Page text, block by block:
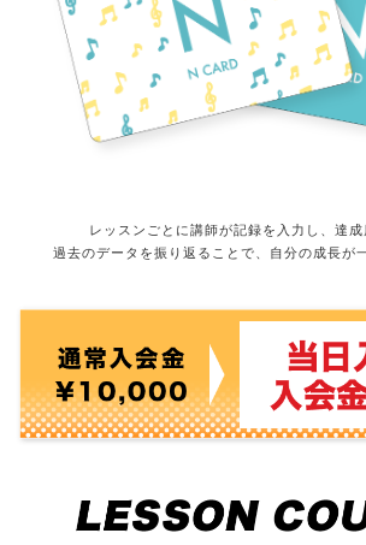
レッスンごとに講師が記録を入力し、達成
過去のデータを振り返ることで、自分の成長が